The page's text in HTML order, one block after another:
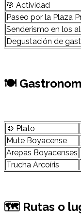
🎯 Actividad
Paseo por la Plaza
Senderismo en los
Degustación de
🍽
🥘 Plato
Mute Boyacense
Arepas Boyacenses
Trucha Arcoíris
🗺 Rutas o